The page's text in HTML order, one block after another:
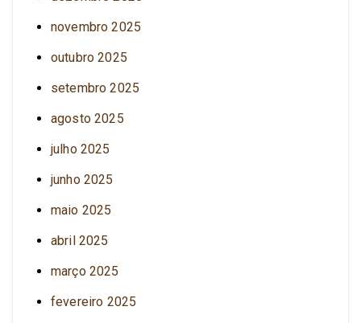
novembro 2025
outubro 2025
setembro 2025
agosto 2025
julho 2025
junho 2025
maio 2025
abril 2025
março 2025
fevereiro 2025